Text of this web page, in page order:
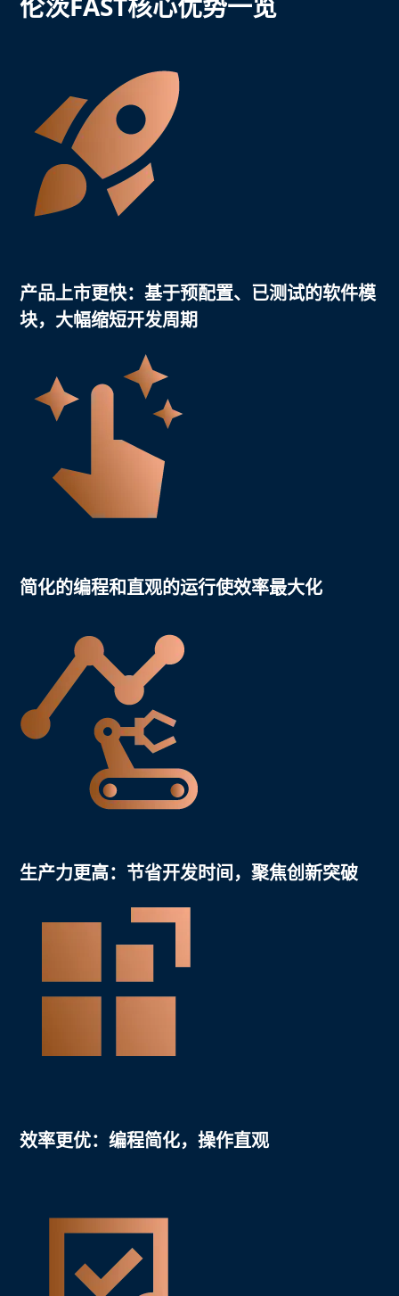
产品上市更快： 基于预配置、已测试的软件模
块，大幅缩短开发周期
简化的编程和直观的运行使效率最大化
生产力更高：节省开发时间，聚焦创新突破
效率更优： 编程简化，操作直观